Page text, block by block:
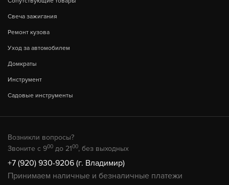
Свеча зажигания
Ремонт кузова
Уход за автомобилем
Домкраты
Инструмент
Садовые инструменты
Возникли вопросы?
Звоните с 900 до 2100, без выходных
+7 (920) 930-9206 (г. Владимир)
Принимаем наличные и безналичные платежи